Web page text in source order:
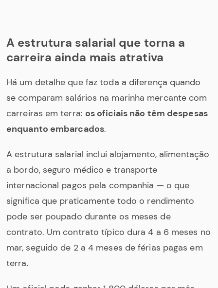
A estrutura salarial que torna a
carreira ainda mais atrativa
Há um detalhe que faz toda a diferença quando
se comparam salários na marinha mercante com
carreiras em terra: os oficiais não têm despesas
enquanto embarcados.
A estrutura salarial inclui alojamento, alimentação
a bordo, seguro médico e transporte
internacional pagos pela companhia — o que
significa que praticamente todo o rendimento
pode ser poupado durante os meses de
contrato. Um contrato típico dura 4 a 6 meses no
mar, seguido de 2 a 4 meses de férias pagas em
terra.